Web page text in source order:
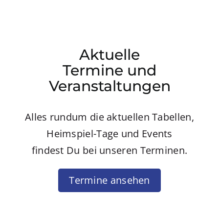
Aktuelle
Termine und
Veranstaltungen
Alles rundum die aktuellen Tabellen,
Heimspiel-Tage und Events
findest Du bei unseren Terminen.
Termine ansehen